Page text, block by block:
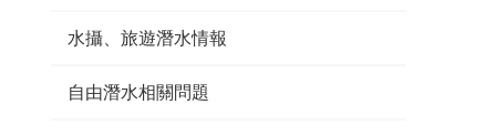
水攝、旅遊潛水情報
自由潛水相關問題